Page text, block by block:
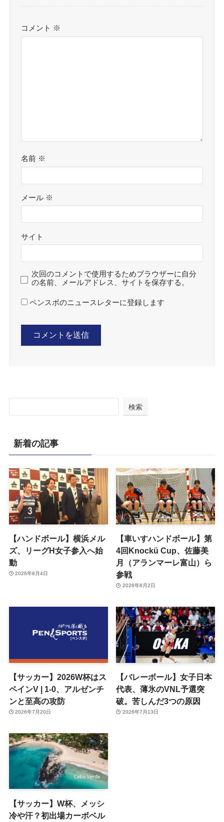
コメント ※
名前 ※
メール ※
サイト
次回のコメントで使用するためブラウザーに自分
の名前、メールアドレス、サイトを保存する。
ペンスポのニュースレターに登録します
検索
新着の記事
【ハンドボール】横浜メル
ズ、リーグH女子参入へ始
動
2026年8月4日
【車いすハンドボール】第
4回Knockü Cup、佐藤美
月（アランマーレ富山）ら
参戦
2026年8月2日
【サッカー】2026W杯はス
ペインV | 1-0、アルゼンチ
ンと至高の攻防
2026年7月20日
【バレーボール】女子日本
代表、薄氷のVNL予選突
破。苦しんだ3つの原因
2026年7月13日
【サッカー】W杯、メッシ
冷や汗？初出場カーボベル